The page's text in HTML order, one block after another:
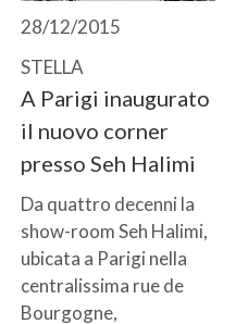
28/12/2015
STELLA
A Parigi inaugurato
il nuovo corner
presso Seh Halimi
Da quattro decenni la
show-room Seh Halimi,
ubicata a Parigi nella
centralissima rue de
Bourgogne,